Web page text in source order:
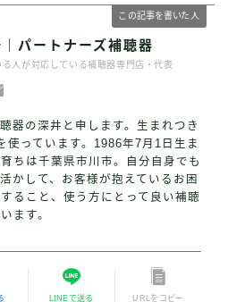
この記事を書いた人
パートナーズ補聴器
人が対応している補聴器専門店・代表
器の深井と申します。生まれつき
使っています。1986年7月1日生ま
ちは千葉県市川市。自分自身でも
かして、お客様が抱えているお困
ること、使う方にとって良い補聴
ます。
LINEで送る URLをコピー